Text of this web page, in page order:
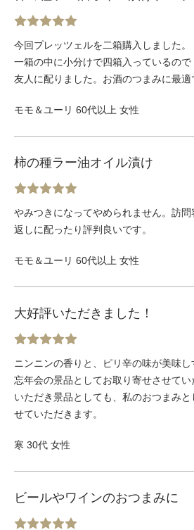
今回プレッツェルを二箱購入しました。
一箱の中に小分けで四箱入っているので
友人に配りました。お酒のつまみに最適
モモ＆ユーリ 60代以上 女性
柿の種ラー油オイル漬け
やみつきになってやめられません。訪
返しに配ったり評判良いです。
モモ＆ユーリ 60代以上 女性
大好評いただきました！
ニンニンの香りと、ピリ辛の味が美味
忘年会の景品としてお取り寄せさせて
いただき景品としても、私のおつまみ
せていただきます。
寒 30代 女性
ビールやワインのおつまみに